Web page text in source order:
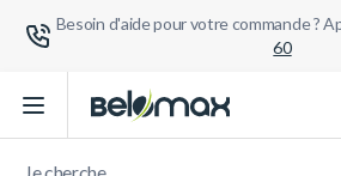
Besoin d'aide pour votre commande ?
60